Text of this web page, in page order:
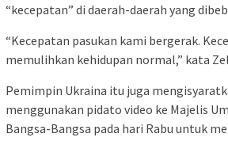
“kecepatan” di daerah-daerah yang
“Kecepatan pasukan kami bergerak.
memulihkan kehidupan normal,” kata
Pemimpin Ukraina itu juga
menggunakan pidato video ke Majelis
Bangsa-Bangsa pada hari Rabu untuk